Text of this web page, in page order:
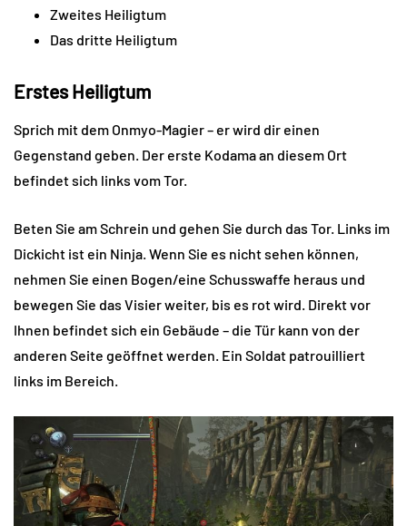
Zweites Heiligtum
Das dritte Heiligtum
Erstes Heiligtum
Sprich mit dem Onmyo-Magier – er wird dir einen
Gegenstand geben. Der erste Kodama an diesem Ort
befindet sich links vom Tor.
Beten Sie am Schrein und gehen Sie durch das Tor. Links im
Dickicht ist ein Ninja. Wenn Sie es nicht sehen können,
nehmen Sie einen Bogen/eine Schusswaffe heraus und
bewegen Sie das Visier weiter, bis es rot wird. Direkt vor
Ihnen befindet sich ein Gebäude – die Tür kann von der
anderen Seite geöffnet werden. Ein Soldat patrouilliert
links im Bereich.